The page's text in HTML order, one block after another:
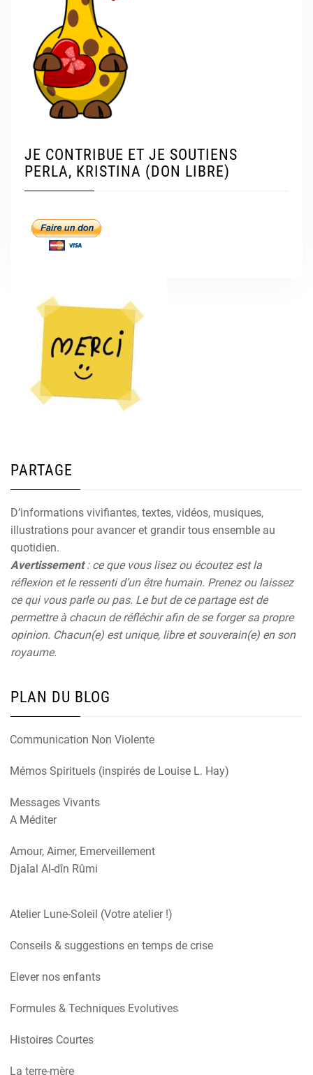
JE CONTRIBUE ET JE SOUTIENS
PERLA, KRISTINA (DON LIBRE)
PARTAGE
D’informations vivifiantes, textes, vidéos, musiques,
illustrations pour avancer et grandir tous ensemble au
quotidien.
Avertissement: ce que vous lisez ou écoutez est la
réflexion et le ressenti d’un être humain. Prenez ou laissez
ce qui vous parle ou pas. Le but de ce partage est de
permettre à chacun de réfléchir afin de se forger sa propre
opinion. Chacun(e) est unique, libre et souverain(e) en son
royaume.
PLAN DU BLOG
Communication Non Violente
Mémos Spirituels (inspirés de Louise L. Hay)
Messages Vivants
A Méditer
Amour, Aimer, Emerveillement
Djalal Al-dîn Rûmi
Atelier Lune-Soleil (Votre atelier !)
Conseils & suggestions en temps de crise
Elever nos enfants
Formules & Techniques Evolutives
Histoires Courtes
La terre-mère